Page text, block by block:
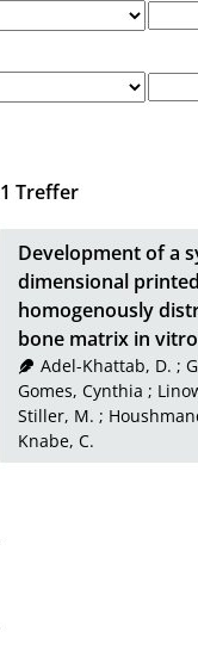
1 Treffer
Development of a
dimensional
homogenously
bone matrix in vitro
Adel-Khattab, D. ;
Gomes, Cynthia ;
Stiller, M. ;
Knabe, C.